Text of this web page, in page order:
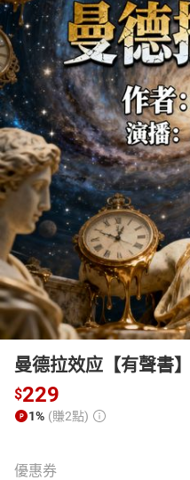
居家生活 3C家電
女裝 男裝
日本購物 電子/紙本書
HOT
曼德拉效应【有聲書】
$229
1% (賺2點)
優惠券